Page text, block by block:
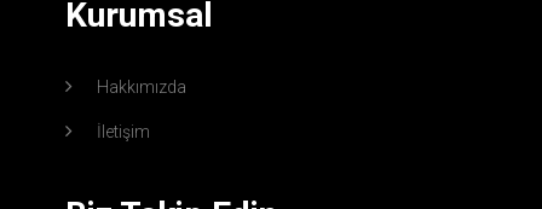
Kurumsal
Hakkımızda
İletişim